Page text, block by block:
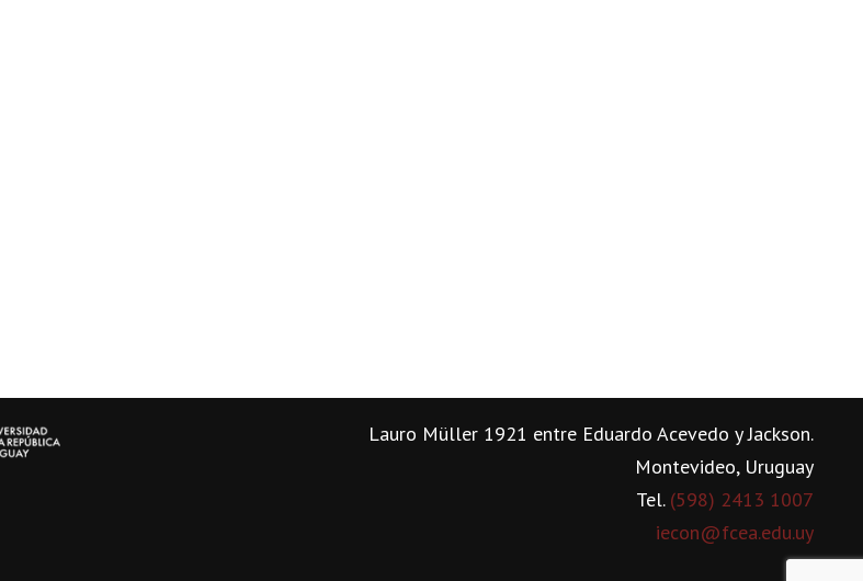
Lauro Müller 1921 entre Eduardo Acevedo y Jackson.
Montevideo, Uruguay
Tel. (598) 2413 1007
iecon@fcea.edu.uy